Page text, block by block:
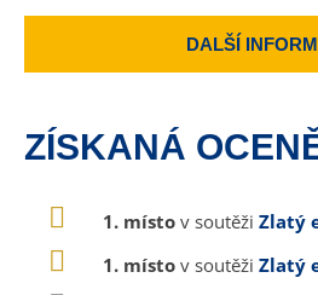
DALŠÍ
ZÍSKANÁ
1. místo v soutěži Zlatý
1. místo v soutěži Zlatý